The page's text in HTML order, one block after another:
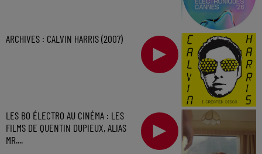
ARCHIVES : CALVIN HARRIS (2007)
LES BO ÉLECTRO AU CINÉMA : LES
FILMS DE QUENTIN DUPIEUX, ALIAS
MR....